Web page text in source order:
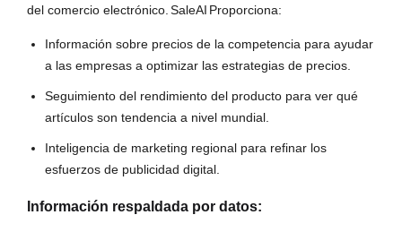
del comercio electrónico.SaleAI Proporciona:
Información sobre precios de la competencia para ayudar
a las empresas a optimizar las estrategias de precios.
Seguimiento del rendimiento del producto para ver qué
artículos son tendencia a nivel mundial.
Inteligencia de marketing regional para refinar los
esfuerzos de publicidad digital.
Información respaldada por datos: